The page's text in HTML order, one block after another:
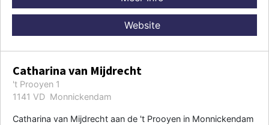
Website
Catharina van Mijdrecht
't Prooyen 1
1141 VD Monnickendam
Catharina van Mijdrecht aan de 't Prooyen in Monnickendam